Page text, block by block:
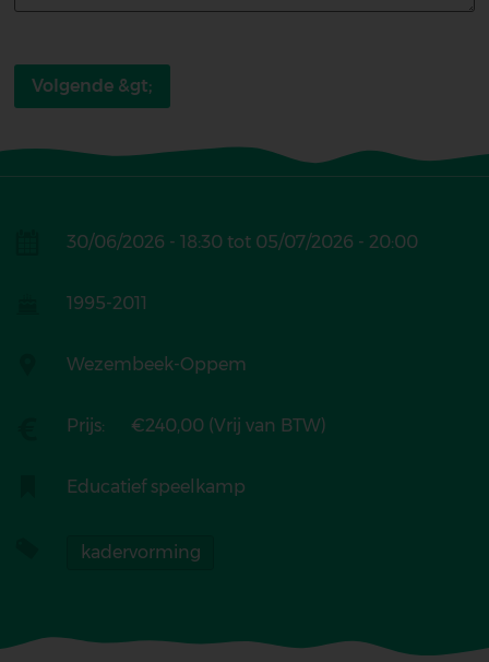
Volgende &gt;
Periode
30/06/2026 - 18:30 tot 05/07/2026 - 20:00
Geboortejaar
1995-2011
Locatie
Wezembeek-Oppem
Tarief
Prijs: €240,00 (Vrij van BTW)
Categorie
Educatief speelkamp
Tags
kadervorming